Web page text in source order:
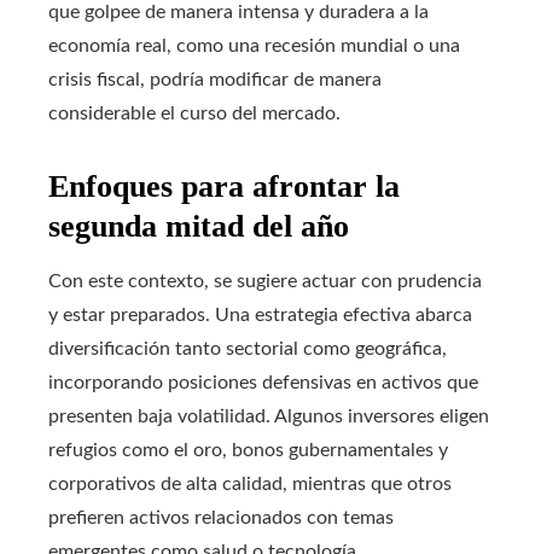
que golpee de manera intensa y duradera a la
economía real, como una recesión mundial o una
crisis fiscal, podría modificar de manera
considerable el curso del mercado.
Enfoques para afrontar la
segunda mitad del año
Con este contexto, se sugiere actuar con prudencia
y estar preparados. Una estrategia efectiva abarca
diversificación tanto sectorial como geográfica,
incorporando posiciones defensivas en activos que
presenten baja volatilidad. Algunos inversores eligen
refugios como el oro, bonos gubernamentales y
corporativos de alta calidad, mientras que otros
prefieren activos relacionados con temas